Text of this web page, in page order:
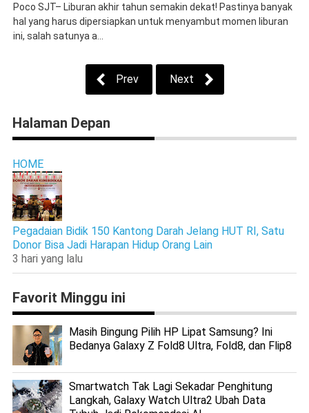
Poco SJT– Liburan akhir tahun semakin dekat! Pastinya banyak
hal yang harus dipersiapkan untuk menyambut momen liburan
ini, salah satunya a...
Prev Next
Halaman Depan
HOME
Pegadaian Bidik 150 Kantong Darah Jelang HUT RI, Satu
Donor Bisa Jadi Harapan Hidup Orang Lain
3 hari yang lalu
Favorit Minggu ini
Masih Bingung Pilih HP Lipat Samsung? Ini
Bedanya Galaxy Z Fold8 Ultra, Fold8, dan Flip8
Smartwatch Tak Lagi Sekadar Penghitung
Langkah, Galaxy Watch Ultra2 Ubah Data